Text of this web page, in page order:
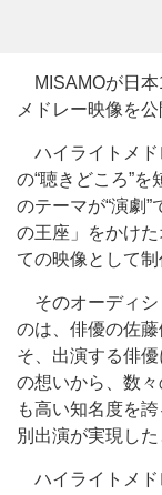
MISAMOが日本
メドレー映像を公
ハイライトメド
の“聴きどころ”
のテーマが“演劇
の王座」をかけ
ての映像として制
そのオーディシ
のは、俳優の佐
そ、出演する俳
の想いから、数
も高い知名度を
別出演が実現した
ハイライトメド